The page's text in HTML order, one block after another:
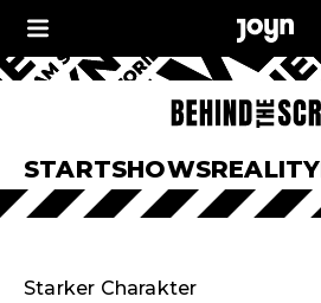
STARTSHOWSREALITY
Starker Charakter